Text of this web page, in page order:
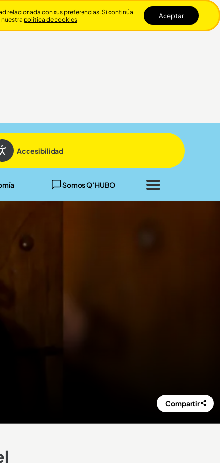
Accesibilidad
Somos Q’HUBO
Cerrar
Compartir
relacionada con sus preferencias. Si continúa
politica de cookies Aceptar